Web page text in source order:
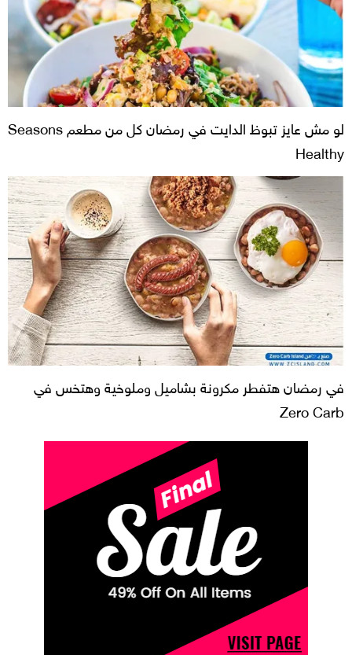
لو مش عايز تبوظ الدايت في رمضان كل من مطعم Seasons
Healthy
في رمضان هتفطر مكرونة بشاميل وملوخية وهتخس في
Zero Carb